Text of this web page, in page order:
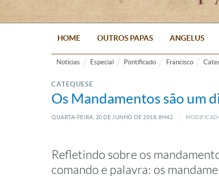
HOME OUTROS PAPAS ANGELUS
Notícias Especial Pontificado Francisco
CATEQUESE
Os Mandamentos são um
QUARTA-FEIRA, 20 DE JUNHO DE 2018, 8H42
Refletindo sobre os
comando e palavra: os